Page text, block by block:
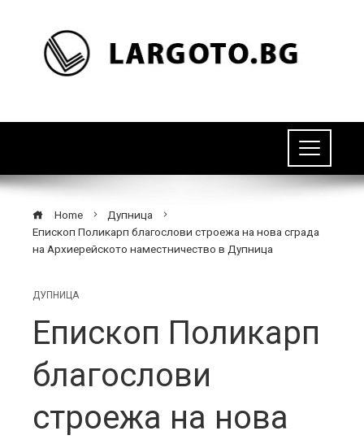
Home
Дупница
Епископ Поликарп благослови строежа на нова сграда
на Архиерейското наместничество в Дупница
ДУПНИЦА
Епископ Поликарп
благослови
строежа на нова